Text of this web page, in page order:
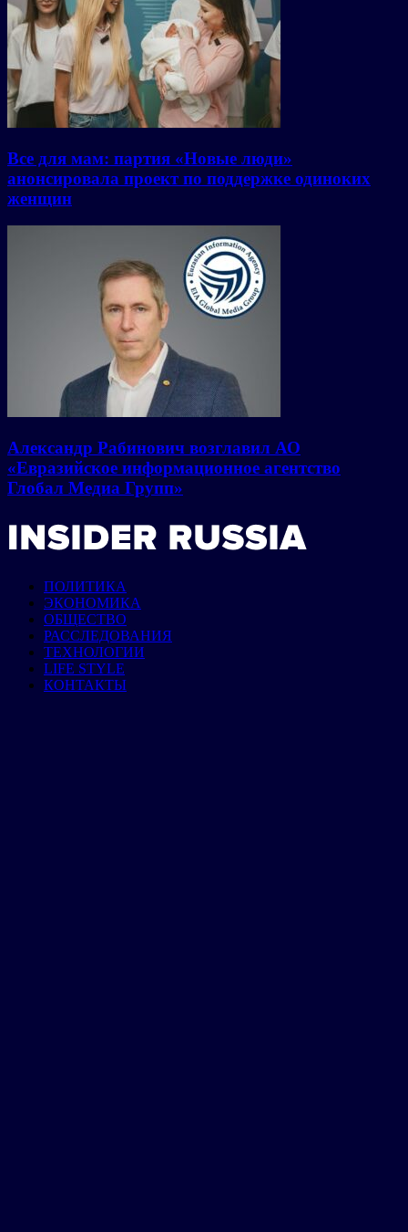
Все для мам: партия «Новые люди»
анонсировала проект по поддержке одиноких
женщин
Александр Рабинович возглавил АО
«Евразийское информационное агентство
Глобал Медиа Групп»
ПОЛИТИКА
ЭКОНОМИКА
ОБЩЕСТВО
РАССЛЕДОВАНИЯ
ТЕХНОЛОГИИ
LIFE STYLE
КОНТАКТЫ